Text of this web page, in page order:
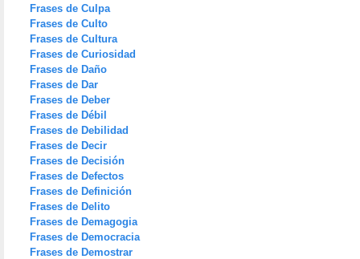
Frases de Culpa
Frases de Culto
Frases de Cultura
Frases de Curiosidad
Frases de Daño
Frases de Dar
Frases de Deber
Frases de Débil
Frases de Debilidad
Frases de Decir
Frases de Decisión
Frases de Defectos
Frases de Definición
Frases de Delito
Frases de Demagogia
Frases de Democracia
Frases de Demostrar